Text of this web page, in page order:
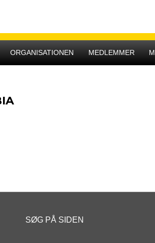
ORGANISATIONEN MEDLEMMER
SØG PÅ SIDEN